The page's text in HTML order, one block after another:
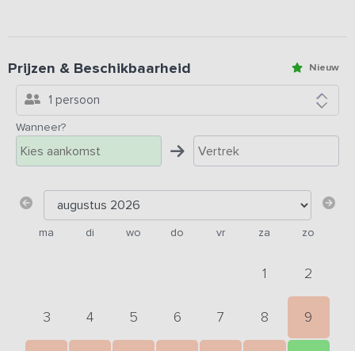
Nieuw
Prijzen & Beschikbaarheid
1 persoon
Wanneer?
ma di wo do vr za zo
1 2
3 4 5 6 7 8 9